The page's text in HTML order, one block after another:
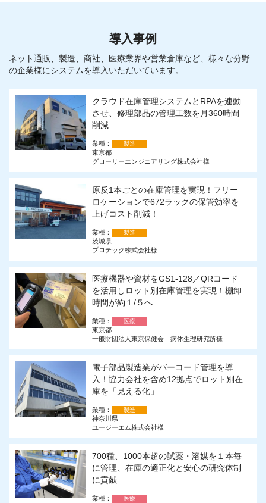
導入事例
ネット通販、製造、商社、医療業界や営業倉庫など、様々な分野
の企業様にシステムを導入いただいています。
クラウド在庫管理システムとRPAを連動
させ、修理部品の管理工数を月360時間
削減
業種： 製造
東京都
グローリーエンジニアリング株式会社様
原反1本ごとの在庫管理を実現！フリー
ロケーションで672ラックの保管効率を
上げコスト削減！
業種： 製造
茨城県
プロテック株式会社様
医療機器や資材をGS1-128／QRコード
を活用しロット別在庫管理を実現！棚卸
時間が約１/５へ
業種： 医療
東京都
一般財団法人東京保健会 病体生理研究所様
電子部品製造業がバーコード管理を導
入！協力会社を含め12拠点でロット別在
庫を「見える化」
業種： 製造
神奈川県
ユージーエム株式会社様
700種、1000本超の試薬・溶媒を１本毎
に管理、在庫の適正化と安心の研究体制
に貢献
業種： 医療